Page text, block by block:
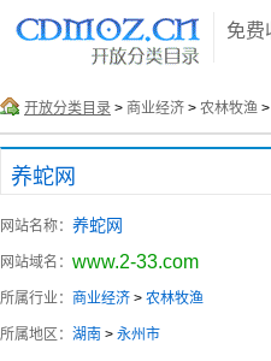
免费
开放分类目录 > 商业经济 > 农林牧渔 >
养蛇网
网站名称： 养蛇网
网站域名： www.2-33.com
所属行业： 商业经济 > 农林牧渔
所属地区： 湖南 > 永州市